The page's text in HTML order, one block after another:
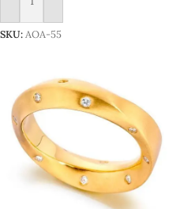
Adicionar ao carrinho
SKU:AOA-55